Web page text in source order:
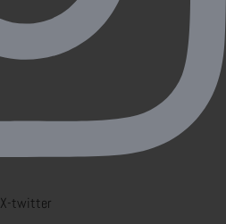
X-twitter